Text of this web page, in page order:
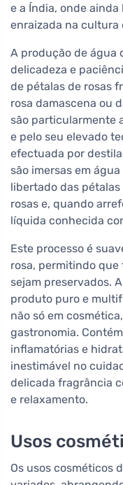
e a Índia, onde
enraizada na cultura
A produção de água
delicadeza e
de pétalas de rosas
rosa damascena ou
são particularmente
e pelo seu elevado
efectuada por
são imersas em
libertado das
rosas e, quando
líquida conhecida
Este processo é
rosa, permitindo
sejam preservados.
produto puro e
não só em
gastronomia.
inflamatórias e
inestimável no
delicada fragrância
e relaxamento.
Usos
Os usos cosméticos